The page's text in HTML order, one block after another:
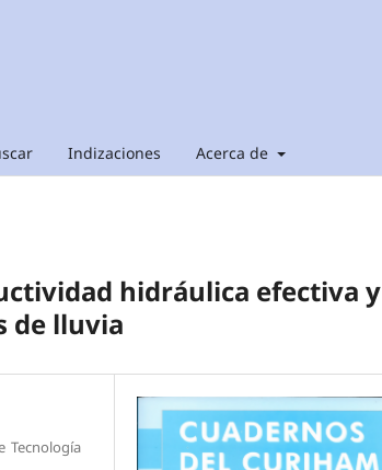
Indizaciones Acerca de
hidráulica efectiva
de lluvia
Tecnología